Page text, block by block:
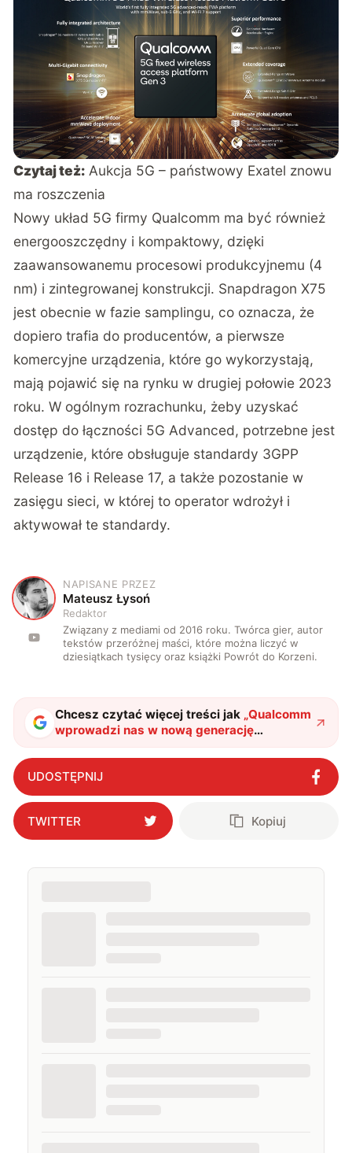
Czytaj też: Aukcja 5G – państwowy Exatel znowu
ma roszczenia
Nowy układ 5G firmy Qualcomm ma być również
energooszczędny i kompaktowy, dzięki
zaawansowanemu procesowi produkcyjnemu (4
nm) i zintegrowanej konstrukcji. Snapdragon X75
jest obecnie w fazie samplingu, co oznacza, że
dopiero trafia do producentów, a pierwsze
komercyjne urządzenia, które go wykorzystają,
mają pojawić się na rynku w drugiej połowie 2023
roku. W ogólnym rozrachunku, żeby uzyskać
dostęp do łączności 5G Advanced, potrzebne jest
urządzenie, które obsługuje standardy 3GPP
Release 16 i Release 17, a także pozostanie w
zasięgu sieci, w której to operator wdrożył i
aktywował te standardy.
M
NAPISANE PRZEZ
Mateusz Łysoń
Redaktor
Związany z mediami od 2016 roku. Twórca gier, autor
tekstów przeróżnej maści, które można liczyć w
dziesiątkach tysięcy oraz książki Powrót do Korzeni.
Chcesz czytać więcej treści jak „Qualcomm
wprowadzi nas w nową generację
łączności. Wszystko, co musisz wiedzieć o
5G Advanced"?
UDOSTĘPNIJ
TWITTER Kopiuj